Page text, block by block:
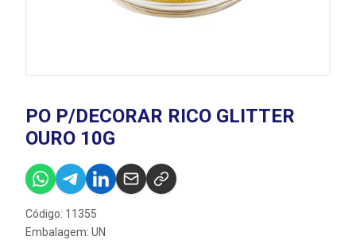
PO P/DECORAR RICO GLITTER
OURO 10G
Código: 11355
Embalagem: UN